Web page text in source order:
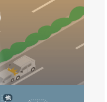
他